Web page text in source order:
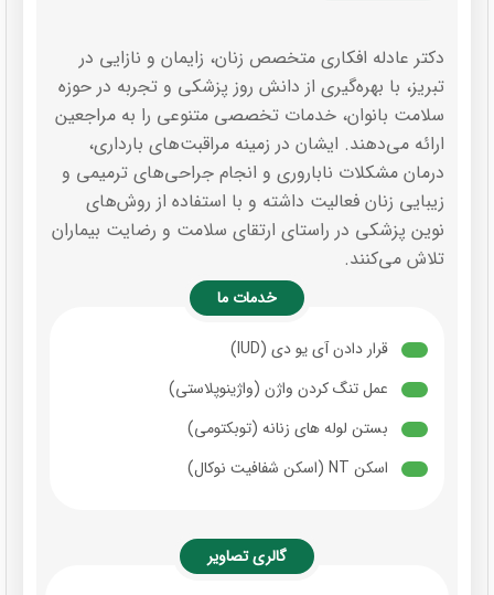
دکتر عادله افکاری متخصص زنان، زایمان و نازایی در
تبریز، با بهره‌گیری از دانش روز پزشکی و تجربه در حوزه
سلامت بانوان، خدمات تخصصی متنوعی را به مراجعین
ارائه می‌دهند. ایشان در زمینه مراقبت‌های بارداری،
درمان مشکلات ناباروری و انجام جراحی‌های ترمیمی و
زیبایی زنان فعالیت داشته و با استفاده از روش‌های
نوین پزشکی در راستای ارتقای سلامت و رضایت بیماران
تلاش می‌کنند.
خدمات ما
قرار دادن آی یو دی (IUD)
عمل تنگ کردن واژن (واژینوپلاستی)
بستن لوله های زنانه (توبکتومی)
اسکن NT (اسکن شفافیت نوکال)
گالری تصاویر